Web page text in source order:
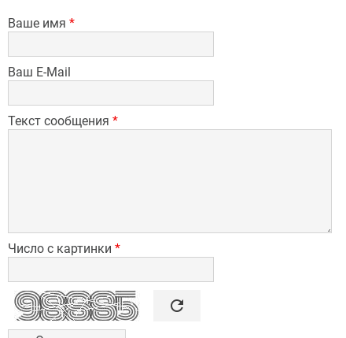
Ваше имя *
Ваш E-Mail
Текст сообщения *
Число с картинки *
 refresh